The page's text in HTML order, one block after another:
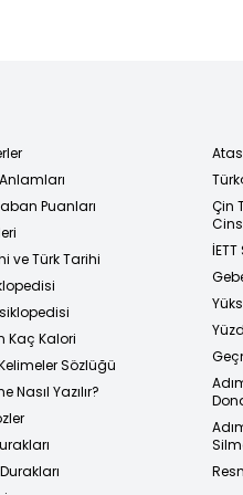
Puanları
ve Türk Tarihi
Kaç Kalori
Sözlüğü
Nasıl Yazılır?
Çin